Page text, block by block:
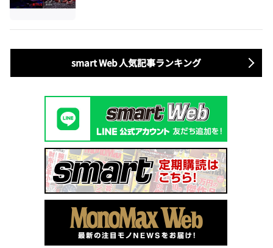
smart Web 人気記事ランキング